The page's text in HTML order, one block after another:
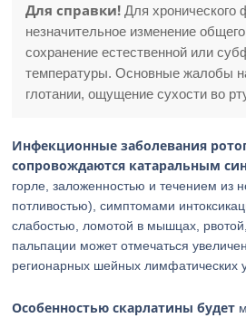
Для справки! Для хронического
незначительное изменение
сохранение естественной или
температуры. Основные жалобы
глотании, ощущение сухости во
Инфекционные заболевания
сопровождаются катаральным
горле, заложенностью и течением из
потливостью), симптомами
слабостью, ломотой в мышцах,
пальпации может отмечаться
регионарных шейных лимфатических
Особенностью скарлатины будет